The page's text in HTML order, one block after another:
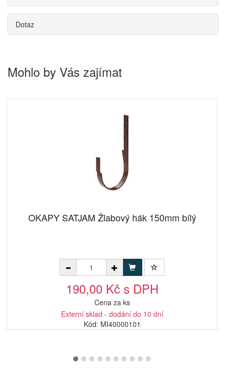
Dotaz
Mohlo by Vás zajímat
OKAPY SATJAM Žlabový hák 150mm bílý
190,00 Kč s DPH
Cena za ks
Externí sklad - dodání do 10 dní
Kód: MI40000101